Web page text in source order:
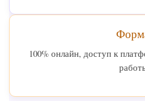
100% онлайн, доступ к